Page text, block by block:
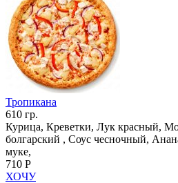
Тропикана
610 гр.
Курица, Креветки, Лук красный,
болгарский , Соус чесночный,
муке,
710 Р
ХОЧУ